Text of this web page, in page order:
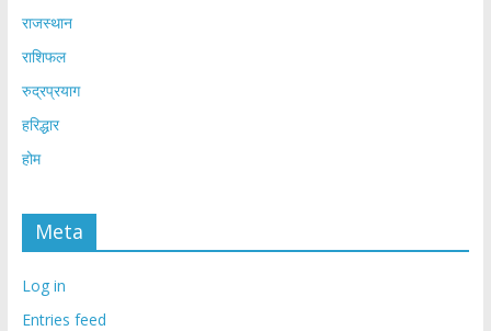
राजस्थान
राशिफल
रुद्रप्रयाग
हरिद्धार
होम
Meta
Log in
Entries feed